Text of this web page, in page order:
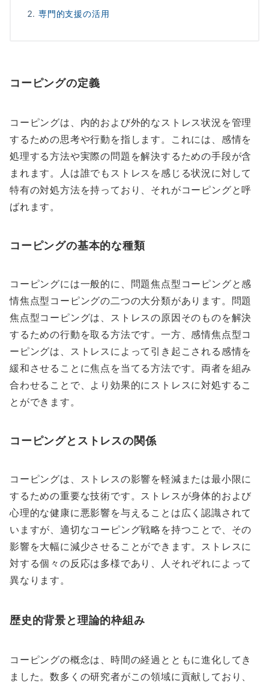
専門的支援の活用
コーピングの定義
コーピングは、内的および外的なストレス状況を管理
するための思考や行動を指します。これには、感情を
処理する方法や実際の問題を解決するための手段が含
まれます。人は誰でもストレスを感じる状況に対して
特有の対処方法を持っており、それがコーピングと呼
ばれます。
コーピングの基本的な種類
コーピングには一般的に、問題焦点型コーピングと感
情焦点型コーピングの二つの大分類があります。問題
焦点型コーピングは、ストレスの原因そのものを解決
するための行動を取る方法です。一方、感情焦点型コ
ーピングは、ストレスによって引き起こされる感情を
緩和させることに焦点を当てる方法です。両者を組み
合わせることで、より効果的にストレスに対処するこ
とができます。
コーピングとストレスの関係
コーピングは、ストレスの影響を軽減または最小限に
するための重要な技術です。ストレスが身体的および
心理的な健康に悪影響を与えることは広く認識されて
いますが、適切なコーピング戦略を持つことで、その
影響を大幅に減少させることができます。ストレスに
対する個々の反応は多様であり、人それぞれによって
異なります。
歴史的背景と理論的枠組み
コーピングの概念は、時間の経過とともに進化してき
ました。数多くの研究者がこの領域に貢献しており、